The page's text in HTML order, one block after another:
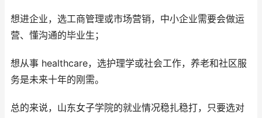
想进企业，选工商管理或市场营销，中小企业需要会做运
营、懂沟通的毕业生；
想从事 healthcare，选护理学或社会工作，养老和社区服
务是未来十年的刚需。
总的来说，山东女子学院的就业情况稳扎稳打，只要选对